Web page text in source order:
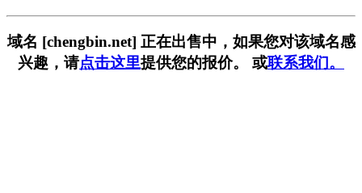
域名 [chengbin.net] 正在出售中，如果您对该域名感
兴趣，请点击这里提供您的报价。 或联系我们。